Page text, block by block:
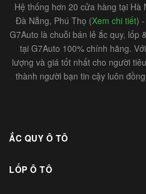
Hệ thống hơn 20 cửa hàng tại Hà
Đà Nẵng, Phú Thọ (Xem chi tiết)
G7Auto là chuỗi bán lẻ ắc quy, lốp
tại G7Auto 100% chính hãng.
lượng và giá tốt nhất cho người
thành người bạn tin cậy luôn
ẮC QUY Ô TÔ
LỐP Ô TÔ